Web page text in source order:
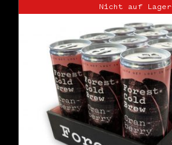
Nicht auf Lager